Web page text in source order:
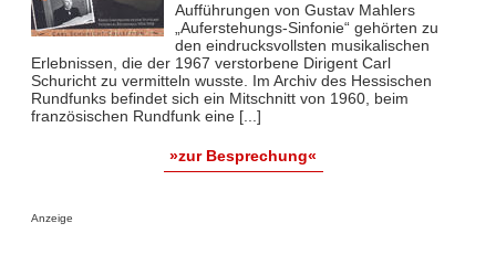
Aufführungen von Gustav Mahlers
„Auferstehungs-Sinfonie“ gehörten zu
den eindrucksvollsten musikalischen
Erlebnissen, die der 1967 verstorbene Dirigent Carl
Schuricht zu vermitteln wusste. Im Archiv des Hessischen
Rundfunks befindet sich ein Mitschnitt von 1960, beim
französischen Rundfunk eine [...]
»zur Besprechung«
Anzeige